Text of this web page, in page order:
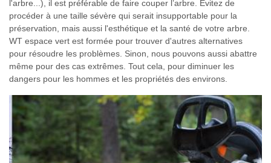
l'arbre...), il est préférable de faire couper l’arbre. Évitez de
procéder à une taille sévère qui serait insupportable pour la
préservation, mais aussi l'esthétique et la santé de votre arbre.
WT espace vert est formée pour trouver d'autres alternatives
pour résoudre les problèmes. Sinon, nous pouvons aussi abattre
même pour des cas extrêmes. Tout cela, pour diminuer les
dangers pour les hommes et les propriétés des environs.